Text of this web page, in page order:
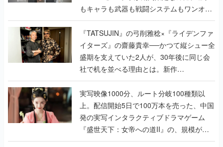
もキャラも武器も戦闘システムもワンオフ
で作り込まれた理由を両ディレクターに聞
く
『TATSUJIN』の弓削雅稔×『ライデンファ
イターズ』の齋藤貴幸──かつて縦シュー全
盛期を支えていた2人が、30年後に同じ会
社で机を並べる理由とは。新作
『TATSUJIN EXTREME』で初タッグを組
んだレジェンド2人に訊く開発秘話
実写映像1000分、ルート分岐100種類以
上。配信開始5日で100万本を売った、中国
発の実写インタラクティブドラマゲーム
『盛世天下：女帝への道II』の、規模が違
うこだわりをプロデューサーに聞いた